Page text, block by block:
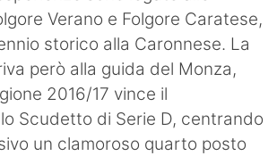
Verano e Folgore Caratese,
storico alla Caronnese. La
però alla guida del Monza,
2016/17 vince il
Scudetto di Serie D, centrando
un clamoroso quarto posto